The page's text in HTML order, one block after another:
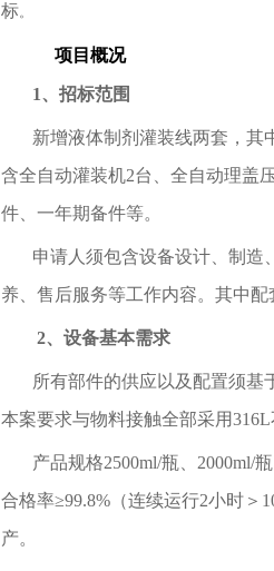
标。
项目概况
1、招标范围
新增液体制剂灌装线两套，其
含全自动灌装机2台、全自动理盖
件、一年期备件等。
申请人须包含设备设计、制造
养、售后服务等工作内容。其中
2、设备基本需求
所有部件的供应以及配置须基
本案要求与物料接触全部采用
产品规格2500ml/瓶、2000ml/
合格率≥99.8%（连续运行2小时＞
产。